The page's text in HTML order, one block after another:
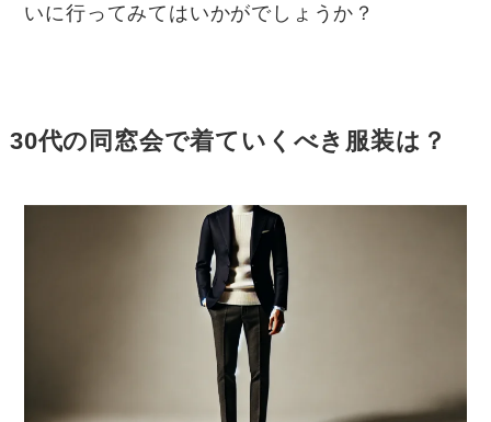
いに行ってみてはいかがでしょうか？
30代の同窓会で着ていくべき服装は？